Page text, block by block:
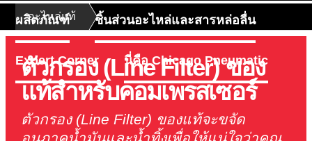
ผลิตภัณฑ์ ชิ้นส่วนอะไหล่และสารหล่อลื่น
Expert Corner นี่คือ Chicago Pneumatic
อะไหล่แท้
ตัวกรอง (Line Filter) ของ
แท้สำหรับคอมเพรสเซอร์
ตัวกรอง (Line Filter) ของแท้จะขจัด
อนุภาคน้ำมันและน้ำทิ้งเพื่อให้แน่ใจว่าคุณ